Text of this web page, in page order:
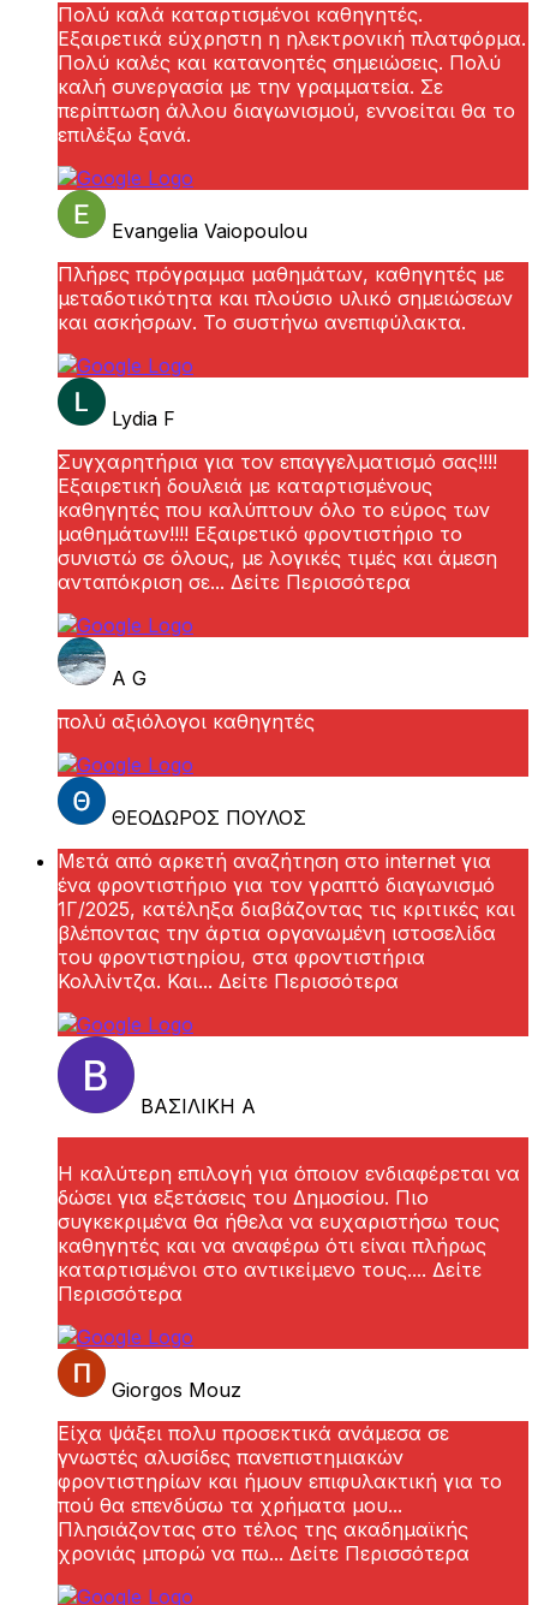
Πολύ καλά καταρτισμένοι καθηγητές.
Εξαιρετικά εύχρηστη η ηλεκτρονική πλατφόρμα.
Πολύ καλές και κατανοητές σημειώσεις. Πολύ
καλή συνεργασία με την γραμματεία. Σε
περίπτωση άλλου διαγωνισμού, εννοείται θα το
επιλέξω ξανά.
Evangelia Vaiopoulou
Πλήρες πρόγραμμα μαθημάτων, καθηγητές με
μεταδοτικότητα και πλούσιο υλικό σημειώσεων
και ασκήσρων. Το συστήνω ανεπιφύλακτα.
Lydia F
Συγχαρητήρια για τον επαγγελματισμό σας!!!!
Εξαιρετική δουλειά με καταρτισμένους
καθηγητές που καλύπτουν όλο το εύρος των
μαθημάτων!!!! Εξαιρετικό φροντιστήριο το
συνιστώ σε όλους, με λογικές τιμές και άμεση
ανταπόκριση σε... Δείτε Περισσότερα
A G
πολύ αξιόλογοι καθηγητές
ΘΕΟΔΩΡΟΣ ΠΟΥΛΟΣ
Μετά από αρκετή αναζήτηση στο internet για
ένα φροντιστήριο για τον γραπτό διαγωνισμό
1Γ/2025, κατέληξα διαβάζοντας τις κριτικές και
βλέποντας την άρτια οργανωμένη ιστοσελίδα
του φροντιστηρίου, στα φροντιστήρια
Κολλίντζα. Και... Δείτε Περισσότερα
ΒΑΣΙΛΙΚΗ Α
Η καλύτερη επιλογή για όποιον ενδιαφέρεται να
δώσει για εξετάσεις του Δημοσίου. Πιο
συγκεκριμένα θα ήθελα να ευχαριστήσω τους
καθηγητές και να αναφέρω ότι είναι πλήρως
καταρτισμένοι στο αντικείμενο τους.... Δείτε
Περισσότερα
Giorgos Mouz
Είχα ψάξει πολυ προσεκτικά ανάμεσα σε
γνωστές αλυσίδες πανεπιστημιακών
φροντιστηρίων και ήμουν επιφυλακτική για το
πού θα επενδύσω τα χρήματα μου...
Πλησιάζοντας στο τέλος της ακαδημαϊκής
χρονιάς μπορώ να πω... Δείτε Περισσότερα